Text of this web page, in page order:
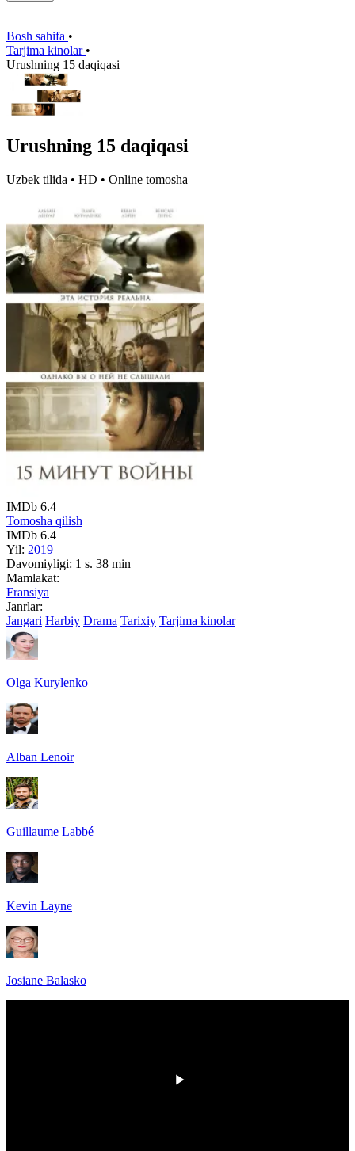
Bosh sahifa •
Tarjima kinolar •
Urushning 15 daqiqasi
Urushning 15 daqiqasi
Uzbek tilida • HD • Online tomosha
IMDb 6.4
Tomosha qilish
IMDb 6.4
Yil: 2019
Davomiyligi: 1 s. 38 min
Mamlakat:
Fransiya
Janrlar:
Jangari Harbiy Drama Tarixiy Tarjima kinolar
Olga Kurylenko
Alban Lenoir
Guillaume Labbé
Kevin Layne
Josiane Balasko